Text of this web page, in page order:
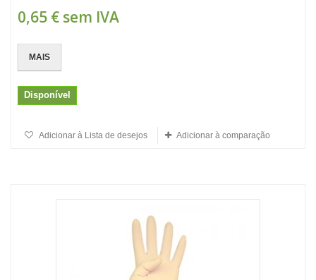
0,65 € sem IVA
MAIS
Disponível
Adicionar à Lista de desejos Adicionar à comparação